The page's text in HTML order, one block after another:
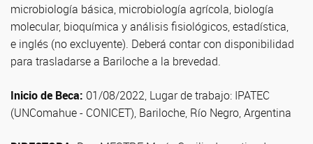
microbiología básica, microbiología agrícola, biología
molecular, bioquímica y análisis fisiológicos, estadística,
e inglés (no excluyente). Deberá contar con disponibilidad
para trasladarse a Bariloche a la brevedad.
Inicio de Beca: 01/08/2022, Lugar de trabajo: IPATEC
(UNComahue - CONICET), Bariloche, Río Negro, Argentina